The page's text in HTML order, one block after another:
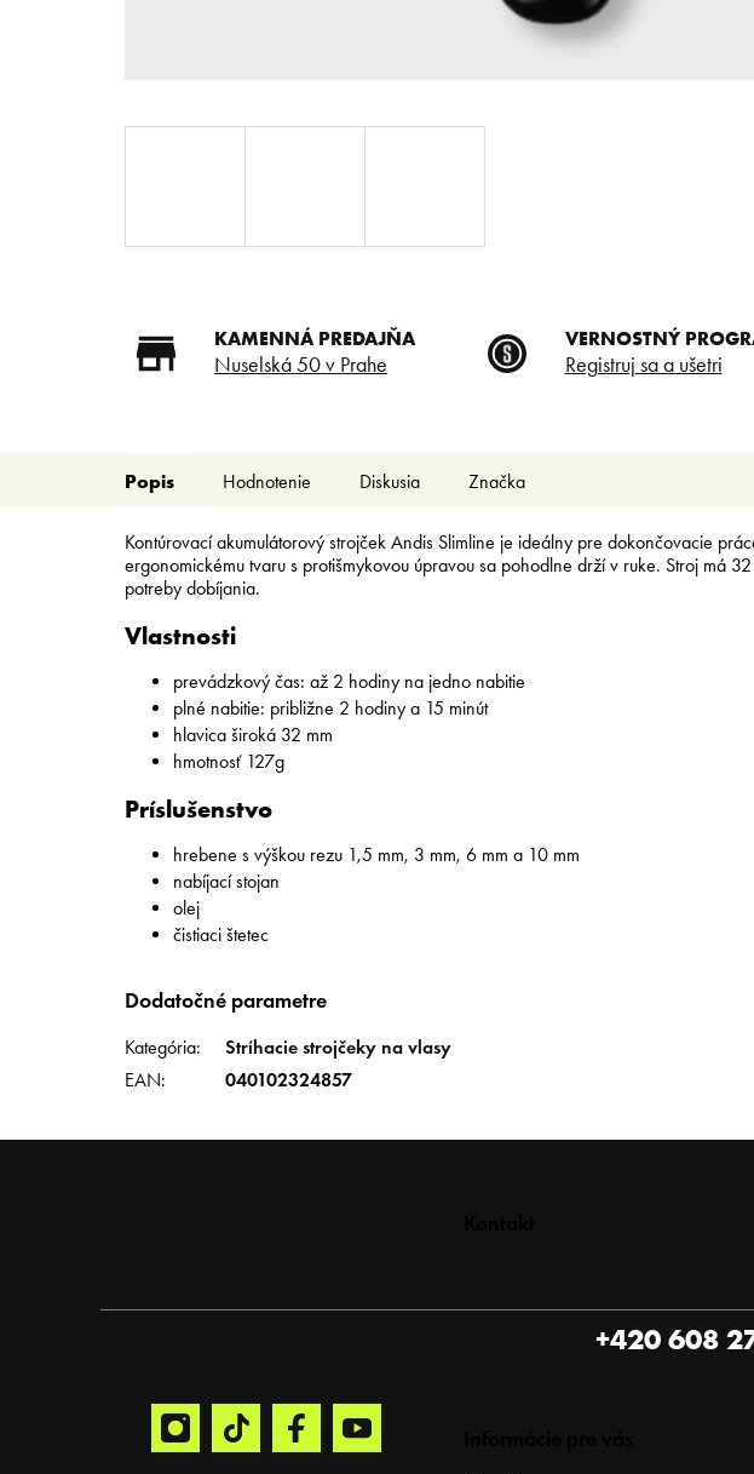
KAMENNÁ PREDAJŇA
Nuselská 50 v Prahe
VERNOSTNÝ
Registruj sa a ušetri
Popis Hodnotenie Diskusia Značka
Kontúrovací akumulátorový strojček Andis Slimline je ideálny pre dokončovacie
ergonomickému tvaru s protišmykovou úpravou sa pohodlne drží v ruke. Stroj má
potreby dobíjania.
Vlastnosti
prevádzkový čas: až 2 hodiny na jedno nabitie
plné nabitie: približne 2 hodiny a 15 minút
hlavica široká 32 mm
hmotnosť 127g
Príslušenstvo
hrebene s výškou rezu 1,5 mm, 3 mm, 6 mm a 10 mm
nabíjací stojan
olej
čistiaci štetec
Dodatočné parametre
Kategória:
Stríhacie strojčeky na vlasy
EAN: 040102324857
+420 608